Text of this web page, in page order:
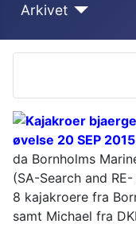
Arkivet
øvelse 20 SEP 2015
da Bornholms
(SA-Search and
8 kajakroere fra
samt Michael fra